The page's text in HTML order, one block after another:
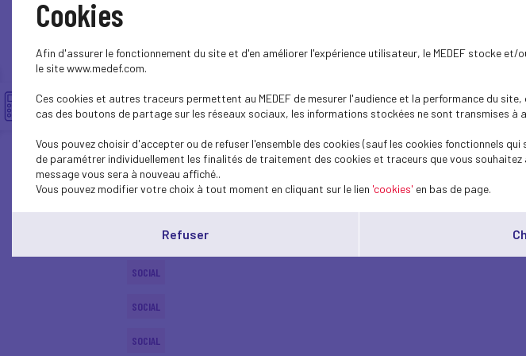
SOCIAL
PROFESSIONAL TRAINING
SOCIAL
SOCIAL
SOCIAL
SOCIAL
Cookies
Afin d'assurer le fonctionnement du site et d'en améliorer l'expérience utilisateur, le MEDEF stocke
le site www.medef.com.
Ces cookies et autres traceurs permettent au MEDEF de mesurer l'audience et la performance du
cas des boutons de partage sur les réseaux sociaux, les informations stockées ne sont transmises
Vous pouvez choisir d'accepter ou de refuser l'ensemble des cookies (sauf les cookies fonctionnels
de paramétrer individuellement les finalités de traitement des cookies et traceurs que vous
message vous sera à nouveau affiché..
Vous pouvez modifier votre choix à tout moment en cliquant sur le lien 'cookies' en bas de page.
Refuser